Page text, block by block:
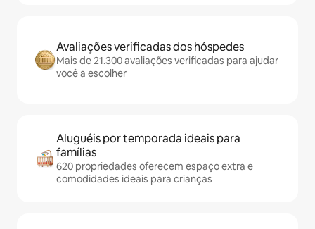
Avaliações verificadas dos hóspedes
Mais de 21.300 avaliações verificadas para ajudar
você a escolher
Aluguéis por temporada ideais para
famílias
620 propriedades oferecem espaço extra e
comodidades ideais para crianças